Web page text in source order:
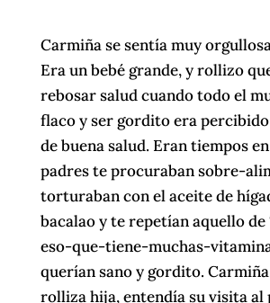
Carmiña se sentía muy
Era un bebé grande, y rollizo
rebosar salud cuando todo el
flaco y ser gordito era
de buena salud. Eran tiempos
padres te procuraban sobre-
torturaban con el aceite de
bacalao y te repetían aquello de
eso-que-tiene-muchas-
querían sano y gordito.
rolliza hija, entendía su visita al